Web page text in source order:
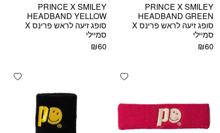
PRINCE X SMILEY
HEADBAND GREEN
סופג זיעה לראש פרינס X
סמיילי
₪60
PRINCE X SMILEY
HEADBAND YELLOW
סופג זיעה לראש פרינס X
סמיילי
₪60
Add wishlist